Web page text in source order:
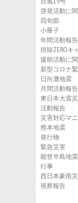
啓発活動に
四旬節
小冊子
年間活動報告
排除ZEROキ
援助活動に
新型コロナ
日向灘地震
月間活動報告
東日本大震災
活動報告
災害対応マ
熊本地震
発行物
緊急災害
能登半島地震
行事
西日本豪雨
視察報告